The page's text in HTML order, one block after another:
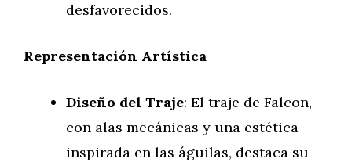
desfavorecidos.
Representación Artística
Diseño del Traje: El traje de Falcon,
con alas mecánicas y una estética
inspirada en las águilas, destaca su